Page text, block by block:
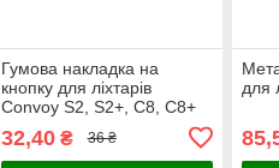
Гумова накладка на
кнопку для ліхтарів
Convoy S2, S2+, C8, C8+
32,40₴ 36 ₴
для